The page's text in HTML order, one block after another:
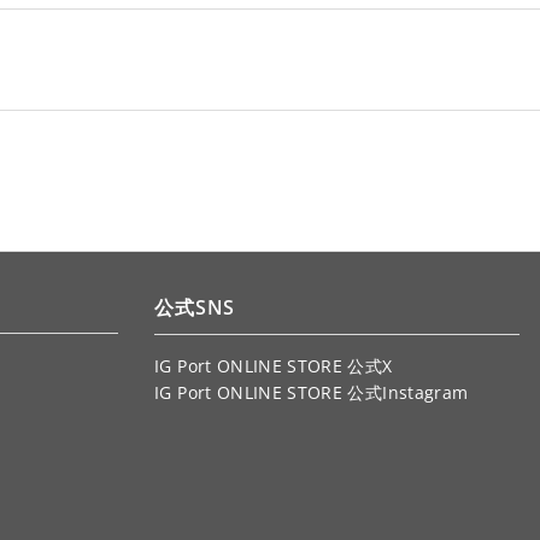
公式SNS
IG Port ONLINE STORE 公式X
IG Port ONLINE STORE 公式Instagram